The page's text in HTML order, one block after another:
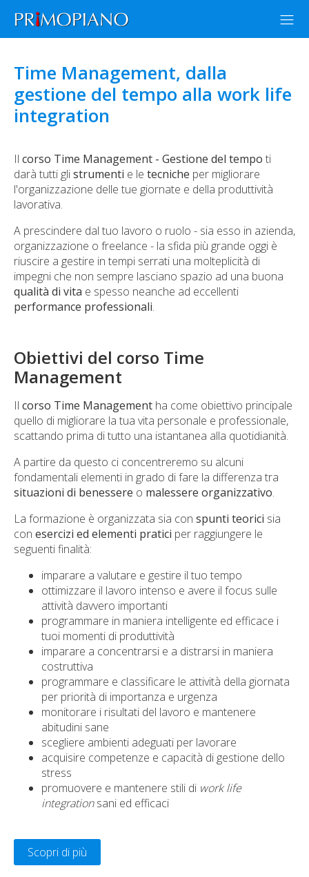
Time Management, dalla
gestione del tempo alla work life
integration
Il corso Time Management - Gestione del tempo ti
darà tutti glistrumenti e le tecniche per migliorare
l'organizzazione delle tue giornate e della produttività
lavorativa.
A prescindere dal tuo lavoro o ruolo - sia esso in azienda,
organizzazione o freelance - la sfida più grande oggi è
riuscire a gestire in tempi serrati una molteplicità di
impegni che non sempre lasciano spazio ad una buona
qualità di vita e spesso neanche ad eccellenti
performance professionali.
Obiettivi del corso Time
Management
Il corso Time Management ha come obiettivo principale
quello di migliorare la tua vita personale e professionale,
scattando prima di tutto una istantanea alla quotidianità.
A partire da questo ci concentreremo su alcuni
fondamentali elementi in grado di fare la differenza tra
situazioni di benessere o malessere organizzativo.
La formazione è organizzata sia con spunti teorici sia
con esercizi ed elementi pratici per raggiungere le
seguenti finalità:
imparare a valutare e gestire il tuo tempo
ottimizzare il lavoro intenso e avere il focus sulle
attività davvero importanti
programmare in maniera intelligente ed efficace i
tuoi momenti di produttività
imparare a concentrarsi e a distrarsi in maniera
costruttiva
programmare e classificare le attività della giornata
per priorità di importanza e urgenza
monitorare i risultati del lavoro e mantenere
abitudini sane
scegliere ambienti adeguati per lavorare
acquisire competenze e capacità di gestione dello
stress
promuovere e mantenere stili di work life
integrationsani ed efficaci
Scopri di più